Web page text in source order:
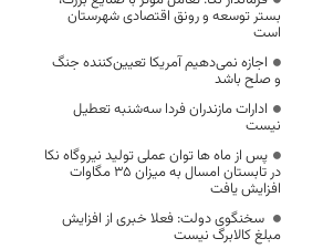
بستر توسعه و رونق اقتصادی شهرستان
است
اجازه نمی‌دهیم آمریکا تعیین‌کننده جنگ
و صلح باشد
ادارات مازندران فردا سه‌شنبه تعطیل
نیست
پس از ماه ها توان عملی تولید نیروگاه نکا
در تابستان امسال به میزان ۳۵ مگاوات
افزایش یافت
سخنگوی دولت: فعلا خبری از افزایش
مبلغ کالابرگ نیست